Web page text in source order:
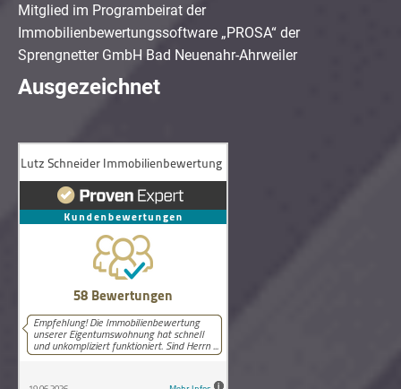
Mitglied im Programbeirat der
Immobilienbewertungssoftware „PROSA“ der
Sprengnetter GmbH Bad Neuenahr-Ahrweiler
Ausgezeichnet